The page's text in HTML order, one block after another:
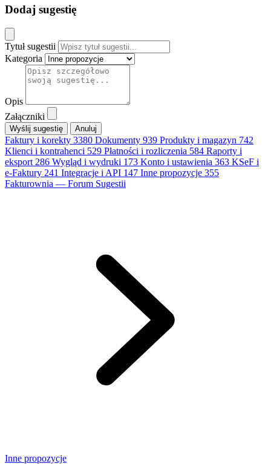
Dodaj sugestię
Tytuł sugestii
Kategoria
Opis
Załączniki
Anuluj
Faktury i korekty 3380 Dokumenty 939 Produkty i magazyn 742
Klienci i kontrahenci 529 Płatności i rozliczenia 584 Raporty i
eksport 286 Wygląd i wydruki 173 Konto i ustawienia 363 KSeF i
e-Faktury 241 Integracje i API 147 Inne propozycje 355
Fakturownia — Forum Sugestii
Inne propozycje